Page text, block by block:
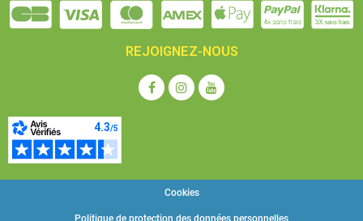
REJOIGNEZ-NOUS
Politique de protection des données personnelles
Cookies